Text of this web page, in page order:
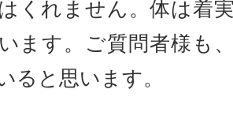
くれません。体は着
ます。ご質問者様も
ると思います。